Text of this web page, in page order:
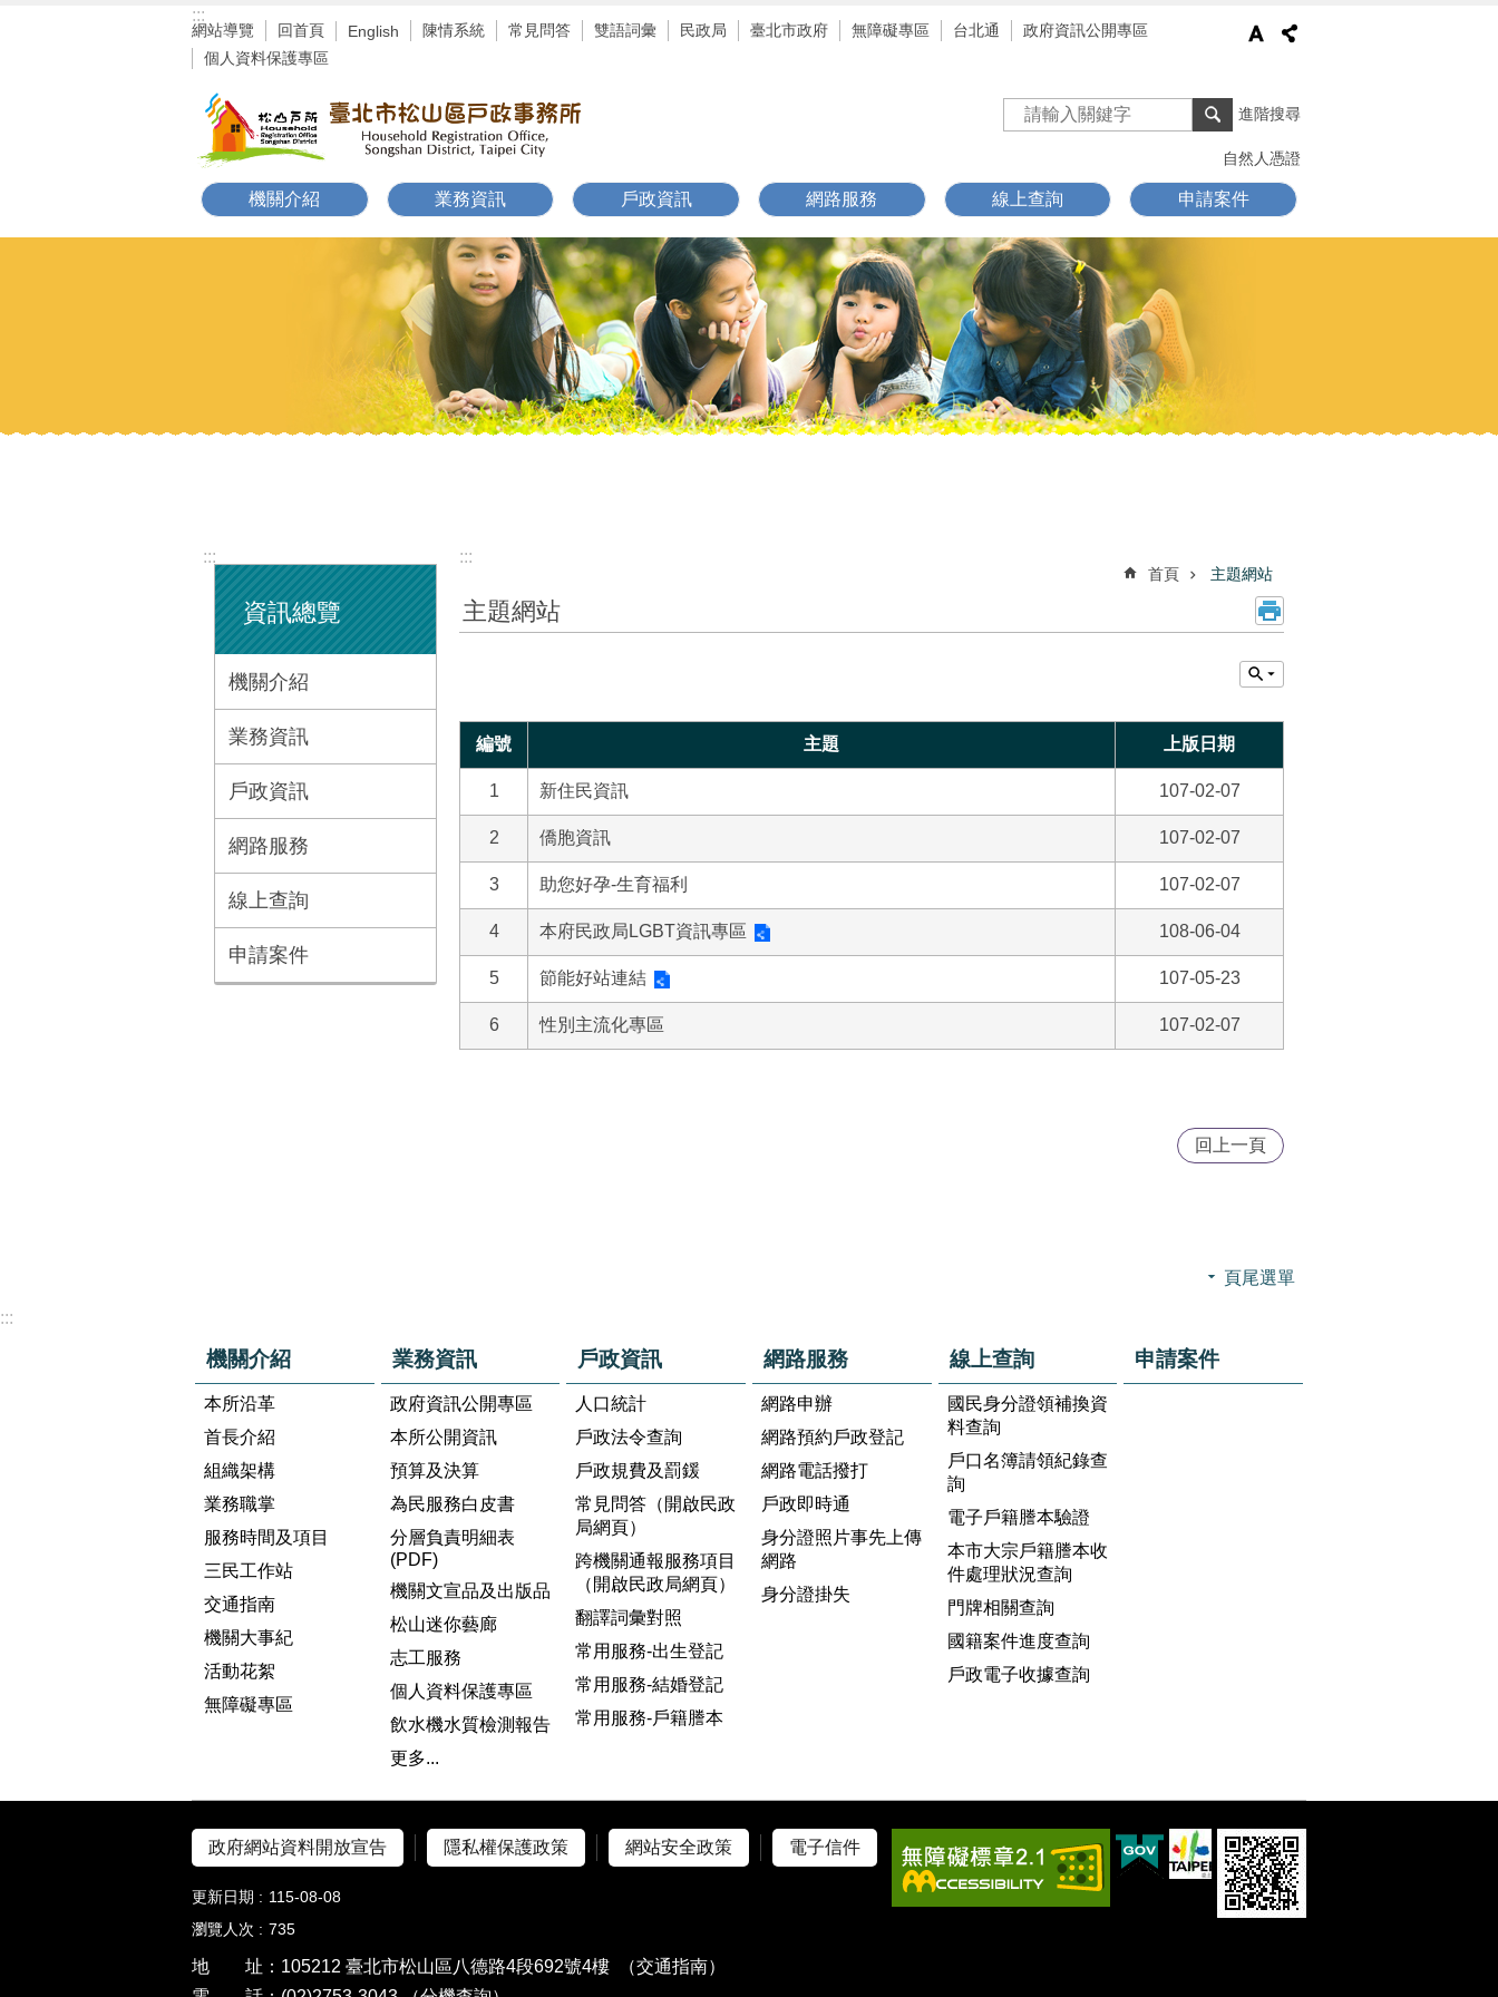
:::
網站導覽 回首頁 English 陳情系統 常見問答 雙語詞彙 民政局 臺北市政府 無障礙專區 台北通
政府資訊公開專區
個人資料保護專區
進階搜尋
自然人憑證
機關介紹 業務資訊 戶政資訊 網路服務 線上查詢 申請案件
:::
資訊總覽
機關介紹
業務資訊
戶政資訊
網路服務
線上查詢
申請案件
:::
首頁 主題網站
主題網站
編號 主題 上版日期
1 新住民資訊 107-02-07
2 僑胞資訊 107-02-07
3 助您好孕-生育福利 107-02-07
4 本府民政局LGBT資訊專區 108-06-04
5 節能好站連結 107-05-23
6 性別主流化專區 107-02-07
回上一頁
頁尾選單
:::
機關介紹
本所沿革
首長介紹
組織架構
業務職掌
服務時間及項目
三民工作站
交通指南
機關大事紀
活動花絮
無障礙專區
業務資訊
政府資訊公開專區
本所公開資訊
預算及決算
為民服務白皮書
分層負責明細表
(PDF)
機關文宣品及出版品
松山迷你藝廊
志工服務
個人資料保護專區
飲水機水質檢測報告
更多...
戶政資訊
人口統計
戶政法令查詢
戶政規費及罰鍰
常見問答（開啟民政
局網頁）
跨機關通報服務項目
（開啟民政局網頁）
翻譯詞彙對照
常用服務-出生登記
常用服務-結婚登記
常用服務-戶籍謄本
網路服務
網路申辦
網路預約戶政登記
網路電話撥打
戶政即時通
身分證照片事先上傳
網路
身分證掛失
線上查詢
國民身分證領補換資
料查詢
戶口名簿請領紀錄查
詢
電子戶籍謄本驗證
本市大宗戶籍謄本收
件處理狀況查詢
門牌相關查詢
國籍案件進度查詢
戶政電子收據查詢
申請案件
政府網站資料開放宣告 隱私權保護政策 網站安全政策 電子信件
更新日期
115-08-08
瀏覽人次
735
地 址：105212 臺北市松山區八德路4段692號4樓
（交通指南）